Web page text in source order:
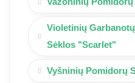
Violetinių
Sėklos "Scarlet"
Vyšninių Pomidorų